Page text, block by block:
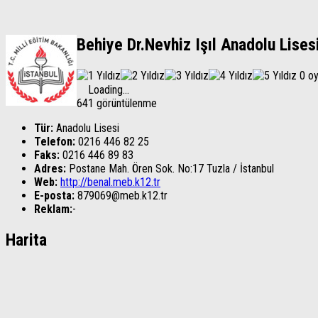
Behiye Dr.Nevhiz Işıl Anadolu
0 oy
Loading...
641 görüntülenme
Tür: Anadolu Lisesi
Telefon: 0216 446 82 25
Faks: 0216 446 89 83
Adres: Postane Mah. Ören Sok. No:17 Tuzla / İstanbul
Web: http://benal.meb.k12.tr
E-posta: 879069@meb.k12.tr
Reklam:-
Harita